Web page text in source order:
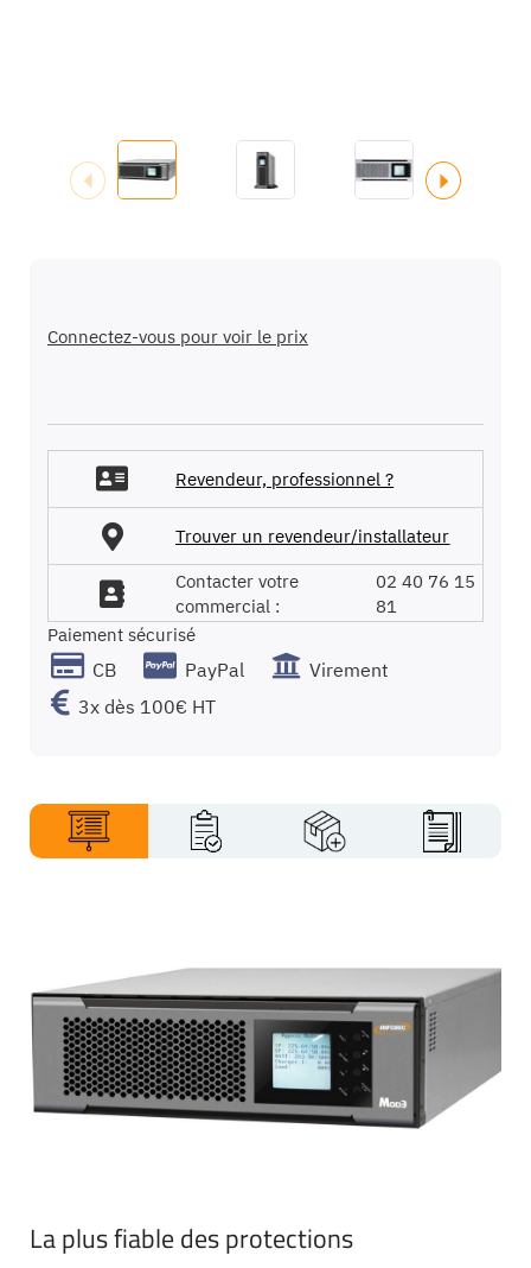
Connectez-vous pour voir le prix
Revendeur, professionnel ?
Trouver un revendeur/installateur
Contacter votre
commercial :
02 40 76 15
81
Paiement sécurisé
CB PayPal
Virement
3x dès 100€ HT
d’images
La plus fiable des protections